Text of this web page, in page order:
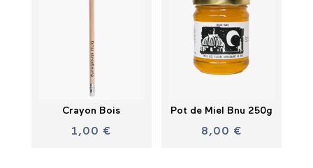
Crayon Bois
1,00 €
Pot de Miel Bnu 250g
8,00 €